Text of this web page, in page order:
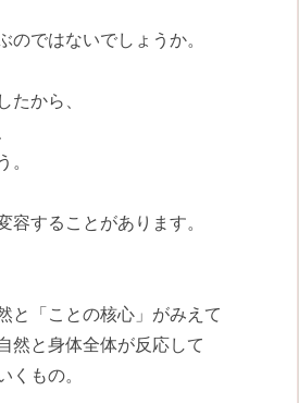
ではないでしょうか。
から、
することがあります。
と「ことの核心」がみえて
然と身体全体が反応して
もの。